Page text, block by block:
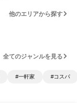
他のエリアから探す
全てのジャンルを見る
#一軒家 #コスパ